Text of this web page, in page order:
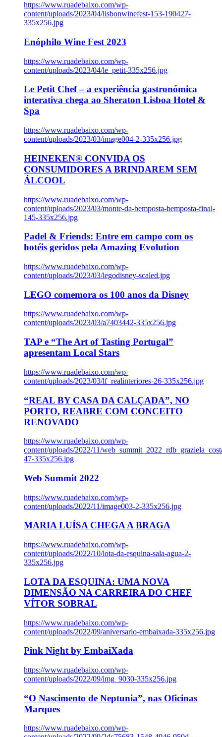
https://www.ruadebaixo.com/wp-
content/uploads/2023/04/lisbonwinefest-153-190427-
335x256.jpg
Enóphilo Wine Fest 2023
https://www.ruadebaixo.com/wp-
content/uploads/2023/04/le_petit-335x256.jpg
Le Petit Chef – a experiência gastronómica
interativa chega ao Sheraton Lisboa Hotel &
Spa
https://www.ruadebaixo.com/wp-
content/uploads/2023/03/image004-2-335x256.jpg
HEINEKEN® CONVIDA OS
CONSUMIDORES A BRINDAREM SEM
ÁLCOOL
https://www.ruadebaixo.com/wp-
content/uploads/2023/03/monte-da-bemposta-bemposta-final-
145-335x256.jpg
Padel & Friends: Entre em campo com os
hotéis geridos pela Amazing Evolution
https://www.ruadebaixo.com/wp-
content/uploads/2023/03/legodisney-scaled.jpg
LEGO comemora os 100 anos da Disney
https://www.ruadebaixo.com/wp-
content/uploads/2023/03/a7403442-335x256.jpg
TAP e “The Art of Tasting Portugal”
apresentam Local Stars
https://www.ruadebaixo.com/wp-
content/uploads/2023/03/lf_realinteriores-26-335x256.jpg
“REAL BY CASA DA CALÇADA”, NO
PORTO, REABRE COM CONCEITO
RENOVADO
https://www.ruadebaixo.com/wp-
content/uploads/2022/11/
47-335x256.jpg
Web Summit 2022
https://www.ruadebaixo.com/wp-
content/uploads/2022/11/image003-2-335x256.jpg
MARIA LUÍSA CHEGA A BRAGA
https://www.ruadebaixo.com/wp-
content/uploads/2022/10/lota-da-esquina-sala-agua-2-
335x256.jpg
LOTA DA ESQUINA: UMA NOVA
DIMENSÃO NA CARREIRA DO CHEF
VÍTOR SOBRAL
https://www.ruadebaixo.com/wp-
content/uploads/2022/09/aniversario-embaixada-335x256.jpg
Pink Night by EmbaiXada
https://www.ruadebaixo.com/wp-
content/uploads/2022/09/img_9030-335x256.jpg
“O Nascimento de Neptunia”, nas Oficinas
Marques
https://www.ruadebaixo.com/wp-